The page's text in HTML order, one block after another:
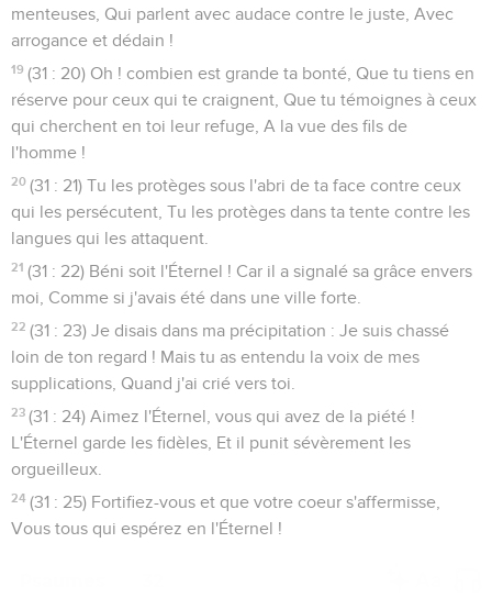
menteuses, Qui parlent avec audace contre le juste, Avec
arrogance et dédain !
19 (31 : 20) Oh ! combien est grande ta bonté, Que tu tiens en
réserve pour ceux qui te craignent, Que tu témoignes à ceux
qui cherchent en toi leur refuge, A la vue des fils de
l'homme !
20 (31 : 21) Tu les protèges sous l'abri de ta face contre ceux
qui les persécutent, Tu les protèges dans ta tente contre les
langues qui les attaquent.
21 (31 : 22) Béni soit l'Éternel ! Car il a signalé sa grâce envers
moi, Comme si j'avais été dans une ville forte.
22 (31 : 23) Je disais dans ma précipitation : Je suis chassé
loin de ton regard ! Mais tu as entendu la voix de mes
supplications, Quand j'ai crié vers toi.
23 (31 : 24) Aimez l'Éternel, vous qui avez de la piété !
L'Éternel garde les fidèles, Et il punit sévèrement les
orgueilleux.
24 (31 : 25) Fortifiez-vous et que votre coeur s'affermisse,
Vous tous qui espérez en l'Éternel !